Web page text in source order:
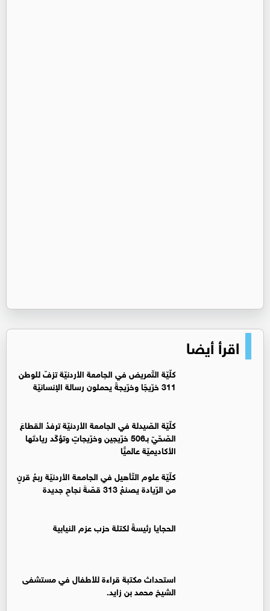
اقرأ أيضا
كلّيّة التّمريض في الجامعة الأردنيّة تزفّ للوطن
311 خرّيجًا وخرّيجةً يحملون رسالة الإنسانيّة
كلّيّة الصّيدلة في الجامعة الأردنيّة ترفدُ القطاعَ
الصّحّيّ بـ506 خرّيجين وخرّيجاتٍ وتؤكّد ريادتَها
الأكاديميّة عالميًّا
كلّيّة علوم التّأهيل في الجامعة الأردنيّة ربعُ قرنٍ
من الرّيادة يصنعُ 313 قصّةَ نجاحٍ جديدة
الحجايا رئيسةً لكتلة حزب عزم النيابية
استحداث مكتبة قراءة للأطفال في مستشفى
الشيخ محمد بن زايد.